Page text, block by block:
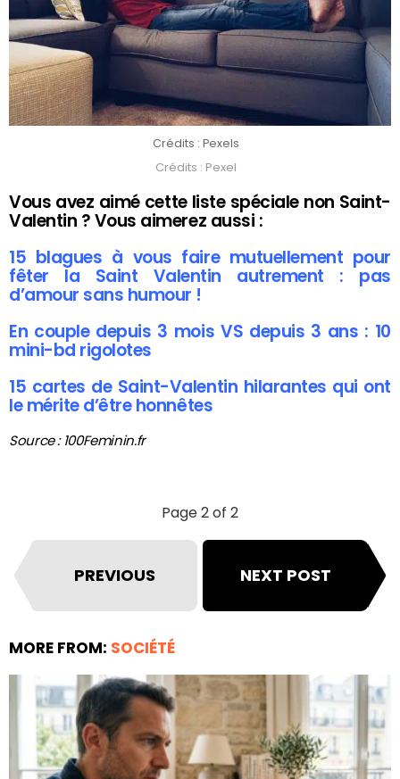
Crédits : Pexels
Crédits : Pexel
Vous avez aimé cette liste spéciale non Saint-
Valentin ? Vous aimerez aussi :
15 blagues à vous faire mutuellement pour
fêter la Saint Valentin autrement : pas
d’amour sans humour !
En couple depuis 3 mois VS depuis 3 ans : 10
mini-bd rigolotes
15 cartes de Saint-Valentin hilarantes qui ont
le mérite d’être honnêtes
Source : 100Feminin.fr
Page 2 of 2
PREVIOUS NEXT POST
MORE FROM: SOCIÉTÉ